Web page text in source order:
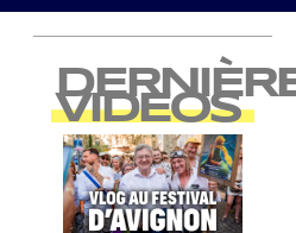
VIDEOS